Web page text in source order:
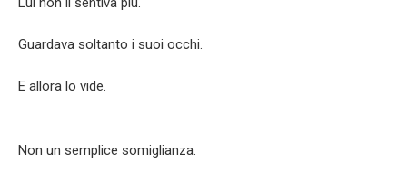
Guardava soltanto i suoi occhi.
E allora lo vide.
Non un semplice somiglianza.